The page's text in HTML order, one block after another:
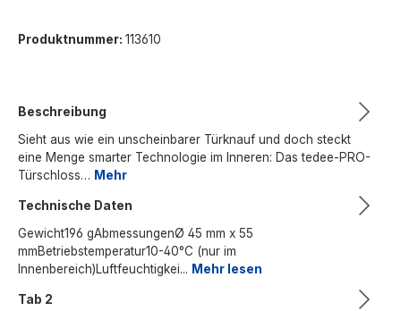
Produktnummer: 113610
Beschreibung
Sieht aus wie ein unscheinbarer Türknauf und doch steckt
eine Menge smarter Technologie im Inneren: Das tedee-PRO-
Türschloss… Mehr
Technische Daten
Gewicht196 gAbmessungenØ 45 mm x 55
mmBetriebstemperatur10-40°C (nur im
Innenbereich)Luftfeuchtigkei... Mehr lesen
Tab 2